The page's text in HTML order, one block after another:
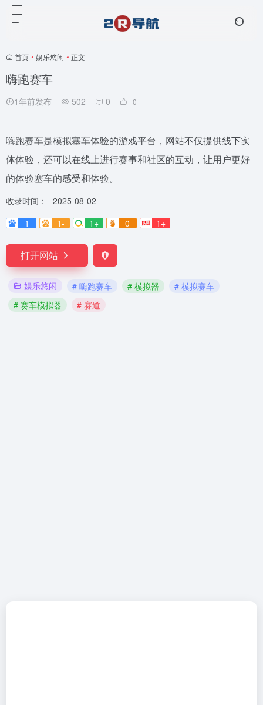
首页 • 娱乐悠闲 • 正文
嗨跑赛车
1年前发布 502 0 0
嗨跑赛车是模拟塞车体验的游戏平台，网站不仅提供线下实
体体验，还可以在线上进行赛事和社区的互动，让用户更好
的体验塞车的感受和体验。
收录时间：
2025-08-02
1
1- 1+ 0 1+
打开网站
娱乐悠闲 # 嗨跑赛车 # 模拟器
# 模拟赛车
# 赛车模拟器
# 赛道